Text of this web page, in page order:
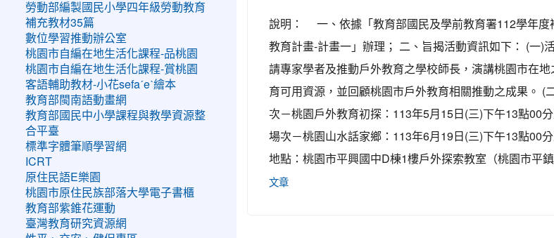
說明： 一、依據「教育部國民及學前教育署112學年度
教育計畫-計畫一」辦理； 二、旨揭活動資訊如下： (
請專家學者及推動戶外教育之學校師長，演講桃園市在
育可用資源，並回顧桃園市戶外教育相關推動之成果。 (
次－桃園戶外教育初探：113年5月15日(三)下午13點00
場次－桃園山水話家鄉：113年6月19日(三)下午13點00
地點：桃園市平興國中D棟1樓戶外探索教室（桃園市平
文章
勞動部編製國民小學四年級勞動教育
補充教材35篇
數位學習推動辦公室
桃園市自編在地生活化課程-品桃園
桃園市自編在地生活化課程-賞桃園
客語輔助教材-小花sefaˊeˋ繪本
教育部閩南語動畫網
教育部國民中小學課程與教學資源整
合平臺
標準字體筆順學習網
ICRT
原住民語E樂園
桃園市原住民族部落大學電子書櫃
教育部紫錐花運動
臺灣教育研究資源網